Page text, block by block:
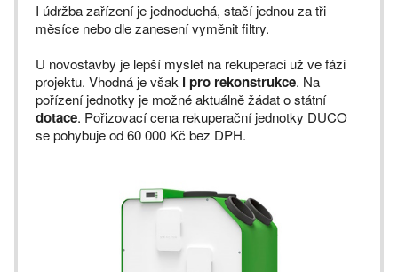
I údržba zařízení je jednoduchá, stačí jednou za tři
měsíce nebo dle zanesení vyměnit filtry.
U novostavby je lepší myslet na rekuperaci už ve fázi
projektu. Vhodná je však i pro rekonstrukce. Na
pořízení jednotky je možné aktuálně žádat o státní
dotace. Pořizovací cena rekuperační jednotky DUCO
se pohybuje od 60 000 Kč bez DPH.